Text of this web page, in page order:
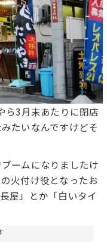
ら3月末あたりに閉店
みたいなんですけどそ
ームになりましたけ
火付け役となったお
屋」とか「白いタイ